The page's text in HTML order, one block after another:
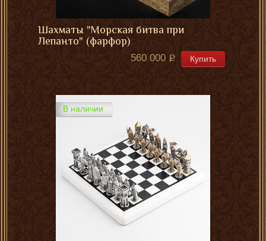
Шахматы "Морская битва при
Лепанто" (фарфор)
560 000 Купить
В наличии